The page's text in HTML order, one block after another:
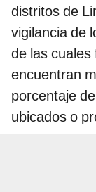
distritos de
vigilancia de
de las cuales
encuentran
porcentaje
ubicados o